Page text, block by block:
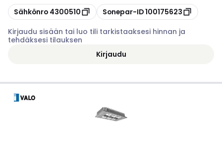
Kopioi
Sähkönro 4300510 Kopioi
Sonepar-ID100175623
Kirjaudu sisään tai luo tili tarkistaaksesi hinnan ja
tehdäksesi tilauksen
Kirjaudu